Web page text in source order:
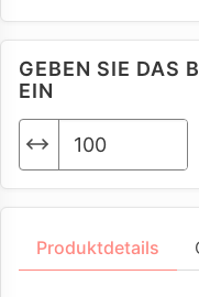
GEBEN SIE DAS
EIN
Produktdetails